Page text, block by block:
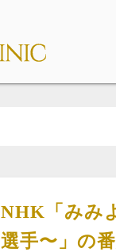
NHK「みみ
選手〜」の